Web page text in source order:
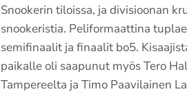
Snookerin tiloissa, ja divisioonan
snookeristia. Peliformaattina
semifinaalit ja finaalit bo5.
paikalle oli saapunut myös Tero
Tampereelta ja Timo Paavilainen